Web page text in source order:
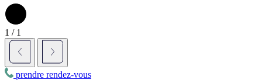
1 / 1
prendre rendez-vous